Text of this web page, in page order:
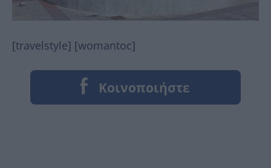
[travelstyle] [womantoc]